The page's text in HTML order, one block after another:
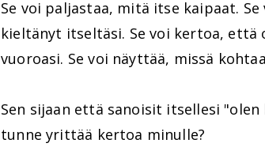
Se voi paljastaa, mitä itse kaipaat.
kieltänyt itseltäsi. Se voi kertoa, että
vuoroasi. Se voi näyttää, missä
Sen sijaan että sanoisit itsellesi
tunne yrittää kertoa minulle?